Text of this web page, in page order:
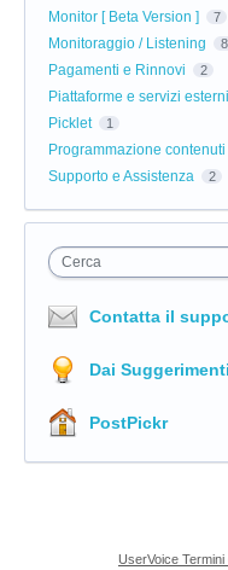
Monitor [ Beta Version ] 7
Monitoraggio / Listening 8
Pagamenti e Rinnovi 2
Piattaforme e servizi esterni
Picklet 1
Programmazione contenuti
Supporto e Assistenza 2
Cerca
Contatta il
Dai Suggerimenti
PostPickr
UserVoice